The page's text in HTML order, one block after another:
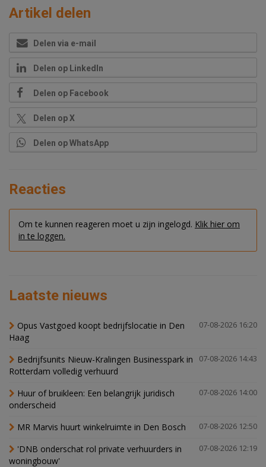
Artikel delen
Delen via e-mail
Delen op LinkedIn
Delen op Facebook
Delen op X
Delen op WhatsApp
Reacties
Om te kunnen reageren moet u zijn ingelogd. Klik hier om
in te loggen.
Laatste nieuws
07-08-2026 16:20
Opus Vastgoed koopt bedrijfslocatie in Den
Haag
07-08-2026 14:43
Bedrijfsunits Nieuw-Kralingen Businesspark in
Rotterdam volledig verhuurd
07-08-2026 14:00
Huur of bruikleen: Een belangrijk juridisch
onderscheid
07-08-2026 12:50
MR Marvis huurt winkelruimte in Den Bosch
07-08-2026 12:19
'DNB onderschat rol private verhuurders in
woningbouw'